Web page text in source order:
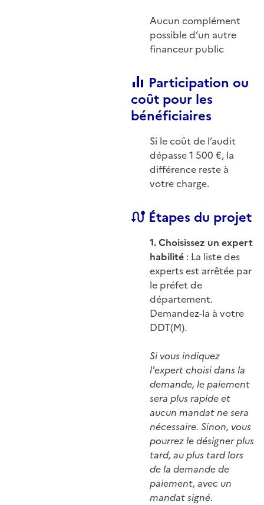
Aucun complément
possible d’un autre
financeur public
Participation ou
coût pour les
bénéficiaires
Si le coût de l’audit
dépasse 1 500 €, la
différence reste à
votre charge.
Étapes du projet
1. Choisissez un expert
habilité : La liste des
experts est arrêtée par
le préfet de
département.
Demandez-la à votre
DDT(M).
Si vous indiquez
l'expert choisi dans la
demande, le paiement
sera plus rapide et
aucun mandat ne sera
nécessaire. Sinon, vous
pourrez le désigner plus
tard, au plus tard lors
de la demande de
paiement, avec un
mandat signé.